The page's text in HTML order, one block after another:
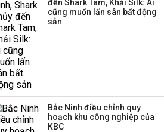
Thị trường thường
đến Shark Tam, Khải Silk: Ai
cũng muốn lấn sân bất động
sản
Bắc Ninh điều chỉnh quy
hoạch khu công nghiệp của
KBC